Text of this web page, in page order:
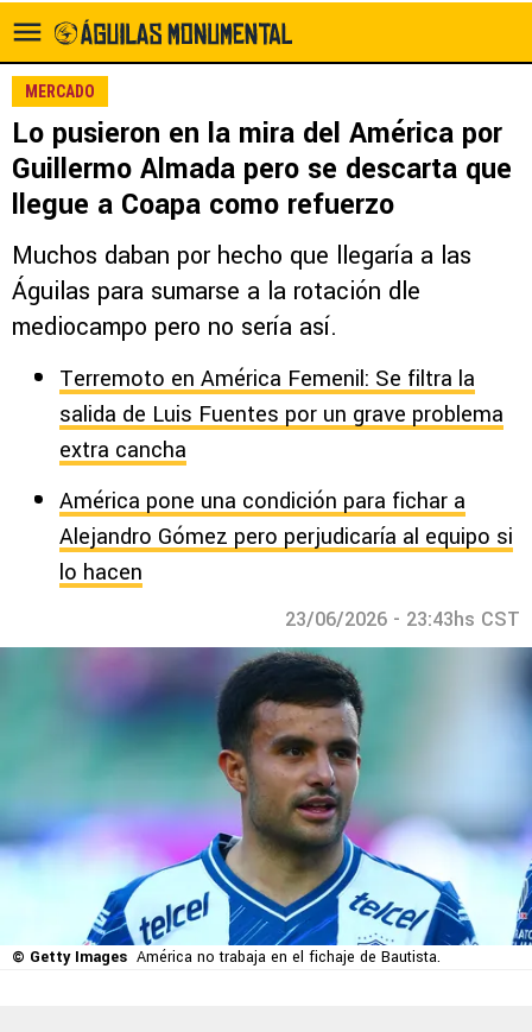
MERCADO
Lo pusieron en la mira del América por
Guillermo Almada pero se descarta que
llegue a Coapa como refuerzo
Muchos daban por hecho que llegaría a las
Águilas para sumarse a la rotación dle
mediocampo pero no sería así.
Terremoto en América Femenil: Se filtra la
salida de Luis Fuentes por un grave problema
extra cancha
América pone una condición para fichar a
Alejandro Gómez pero perjudicaría al equipo si
lo hacen
23/06/2026 - 23:43hs CST
© Getty Images América no trabaja en el fichaje de Bautista.